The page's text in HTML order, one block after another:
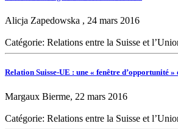
Alicja Zapedowska , 24 mars 2016
Catégorie: Relations entre la Suisse et
Relation Suisse-UE : une « fenêtre d’opportunité »
Margaux Bierme, 22 mars 2016
Catégorie: Relations entre la Suisse et